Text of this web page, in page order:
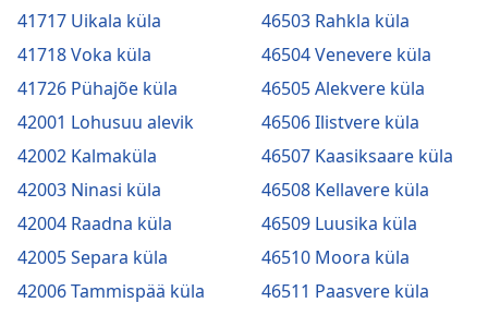
41717 Uikala küla
41718 Voka küla
41726 Pühajõe küla
42001 Lohusuu alevik
42002 Kalmaküla
42003 Ninasi küla
42004 Raadna küla
42005 Separa küla
42006 Tammispää küla
46503 Rahkla küla
46504 Venevere küla
46505 Alekvere küla
46506 Ilistvere küla
46507 Kaasiksaare küla
46508 Kellavere küla
46509 Luusika küla
46510 Moora küla
46511 Paasvere küla